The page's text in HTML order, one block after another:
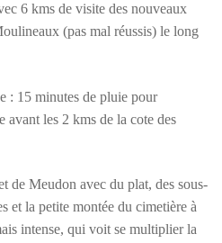
6 kms de visite des nouveaux
(pas mal réussis) le long
: 15 minutes de pluie pour
les 2 kms de la cote des
de Meudon avec du plat, des sous-
et la petite montée du cimetière à
intense, qui voit se multiplier la